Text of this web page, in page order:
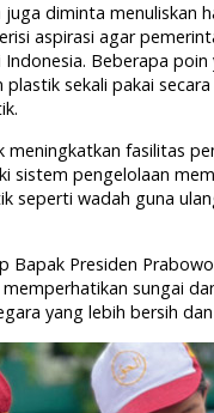
diminta menuliskan
aspirasi agar
Beberapa poin
sekali pakai
fasilitas
sistem pengelolaan
seperti wadah guna
Bapak Presiden
sungai
yang lebih bersih